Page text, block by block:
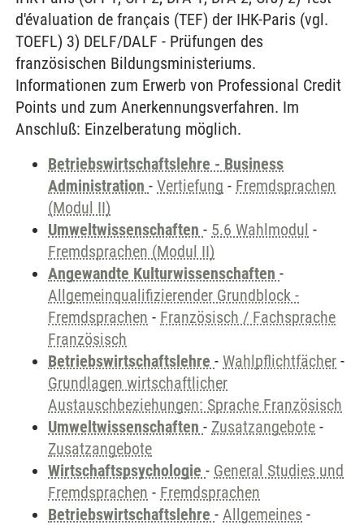
d'évaluation de français (TEF) der IHK-Paris (vgl.
TOEFL) 3) DELF/DALF - Prüfungen des
französischen Bildungsministeriums.
Informationen zum Erwerb von Professional Credit
Points und zum Anerkennungsverfahren. Im
Anschluß: Einzelberatung möglich.
Betriebswirtschaftslehre - Business
Administration - Vertiefung - Fremdsprachen
(Modul II)
Umweltwissenschaften - 5.6 Wahlmodul -
Fremdsprachen (Modul II)
Angewandte Kulturwissenschaften -
Allgemeinqualifizierender Grundblock -
Fremdsprachen - Französisch / Fachsprache
Französisch
Betriebswirtschaftslehre - Wahlpflichtfächer -
Grundlagen wirtschaftlicher
Austauschbeziehungen: Sprache Französisch
Umweltwissenschaften - Zusatzangebote -
Zusatzangebote
Wirtschaftspsychologie - General Studies und
Fremdsprachen - Fremdsprachen
Betriebswirtschaftslehre - Allgemeines -